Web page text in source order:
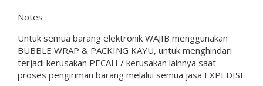
Notes :
Untuk semua barang elektronik WAJIB menggunakan
BUBBLE WRAP & PACKING KAYU, untuk menghindari
terjadi kerusakan PECAH / kerusakan lainnya saat
proses pengiriman barang melalui semua jasa EXPEDISI.